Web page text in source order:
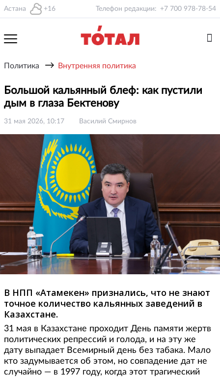
Астана +16 Телефон редакции: +7 700 978-78-54
Политика → Внутренняя политика
Большой кальянный блеф: как пустили
дым в глаза Бектенову
31 мая 2026, 10:17 Василий Смирнов
В НПП «Атамекен» признались, что не знают
точное количество кальянных заведений в
Казахстане.
31 мая в Казахстане проходит День памяти жертв
политических репрессий и голода, и на эту же
дату выпадает Всемирный день без табака. Мало
кто задумывается об этом, но совпадение дат не
случайно — в 1997 году, когда этот трагический